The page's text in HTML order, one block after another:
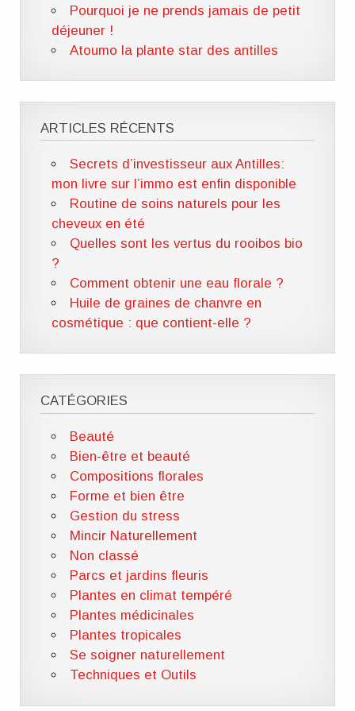
Pourquoi je ne prends jamais de petit
déjeuner !
Atoumo la plante star des antilles
ARTICLES RÉCENTS
Secrets d’investisseur aux Antilles:
mon livre sur l’immo est enfin disponible
Routine de soins naturels pour les
cheveux en été
Quelles sont les vertus du rooibos bio
?
Comment obtenir une eau florale ?
Huile de graines de chanvre en
cosmétique : que contient-elle ?
CATÉGORIES
Beauté
Bien-être et beauté
Compositions florales
Forme et bien être
Gestion du stress
Mincir Naturellement
Non classé
Parcs et jardins fleuris
Plantes en climat tempéré
Plantes médicinales
Plantes tropicales
Se soigner naturellement
Techniques et Outils